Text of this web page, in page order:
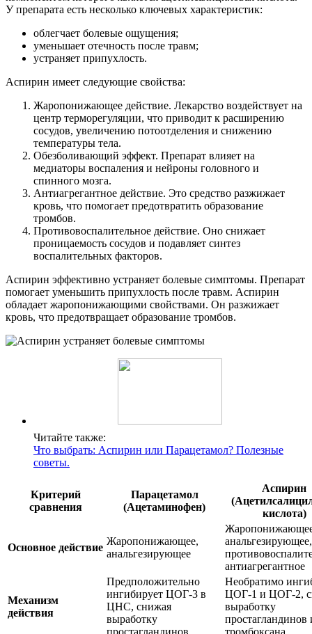
У препарата есть несколько ключевых характеристик:
облегчает болевые ощущения;
уменьшает отечность после травм;
устраняет припухлость.
Аспирин имеет следующие свойства:
Жаропонижающее действие. Лекарство воздействует на
центр терморегуляции, что приводит к расширению
сосудов, увеличению потоотделения и снижению
температуры тела.
Обезболивающий эффект. Препарат влияет на
медиаторы воспаления и нейроны головного и
спинного мозга.
Антиагрегантное действие. Это средство разжижает
кровь, что помогает предотвратить образование
тромбов.
Противовоспалительное действие. Оно снижает
проницаемость сосудов и подавляет синтез
воспалительных факторов.
Аспирин эффективно устраняет болевые симптомы. Препарат
помогает уменьшить припухлость после травм. Аспирин
обладает жаропонижающими свойствами. Он разжижает
кровь, что предотвращает образование тромбов.
Читайте также:
Что выбрать: Аспирин или Парацетамол? Полезные
советы.
Критерий
сравнения
Парацетамол
(Ацетаминофен)
Аспирин
кислота)
Основное действие
Жаропонижающее,
анальгезирующее
анальгезирующее,
антиагрегантное
Механизм
действия
Предположительно
ингибирует ЦОГ-3 в
ЦНС, снижая
выработку
простагландинов
Необратимо
ЦОГ-1 и ЦОГ-2,
выработку
простагландинов
тромбоксана